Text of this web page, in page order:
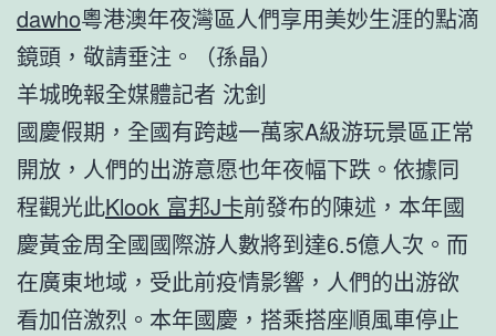
dawho粵港澳年夜灣區人們享用美妙生涯的點滴
鏡頭，敬請垂注。（孫晶）
羊城晚報全媒體記者 沈釗
國慶假期，全國有跨越一萬家A級游玩景區正常
開放，人們的出游意愿也年夜幅下跌。依據同
程觀光此Klook 富邦J卡前發布的陳述，本年國
慶黃金周全國國際游人數將到達6.5億人次。而
在廣東地域，受此前疫情影響，人們的出游欲
看加倍激烈。本年國慶，搭乘搭座順風車停止